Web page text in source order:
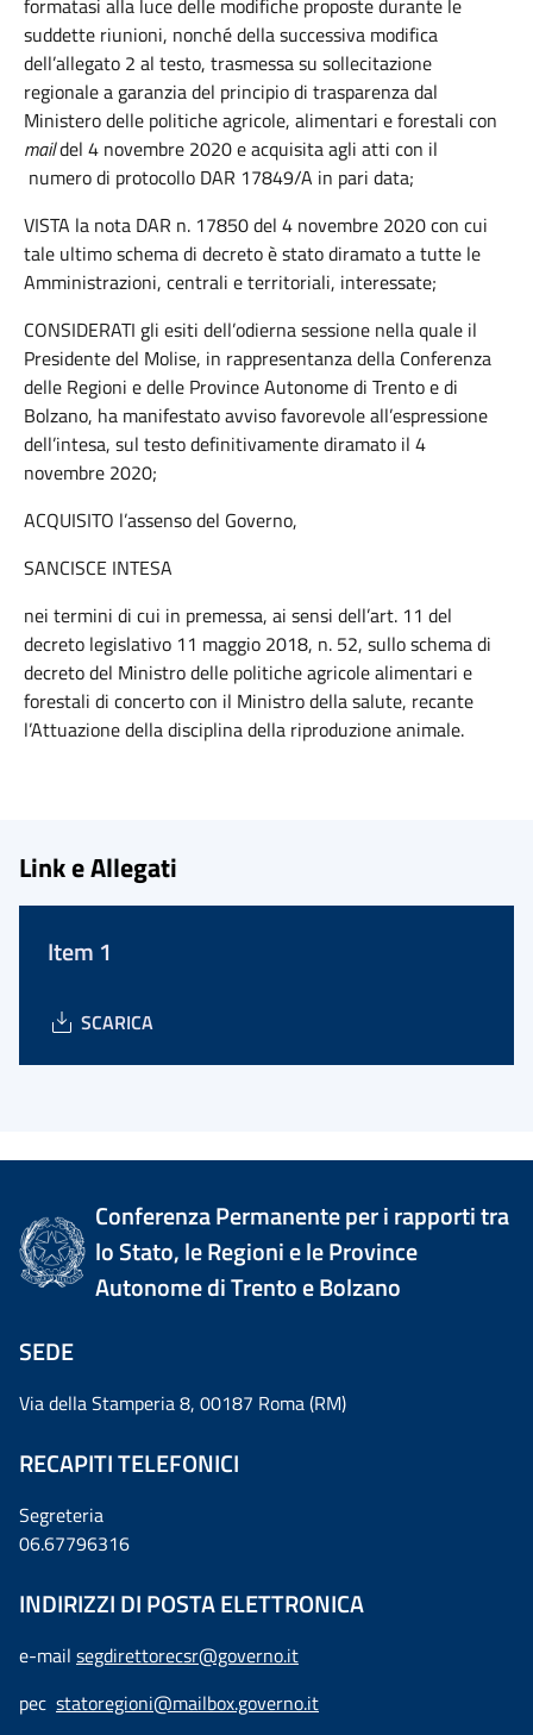
formatasi alla luce delle modifiche proposte durante le
suddette riunioni, nonché della successiva modifica
dell’allegato 2 al testo, trasmessa su sollecitazione
regionale a garanzia del principio di trasparenza dal
Ministero delle politiche agricole, alimentari e forestali con
maildel 4 novembre 2020 e acquisita agli atti con il
numero di protocollo DAR 17849/A in pari data;
VISTA la nota DAR n. 17850 del 4 novembre 2020 con cui
tale ultimo schema di decreto è stato diramato a tutte le
Amministrazioni, centrali e territoriali, interessate;
CONSIDERATI gli esiti dell’odierna sessione nella quale il
Presidente del Molise, in rappresentanza della Conferenza
delle Regioni e delle Province Autonome di Trento e di
Bolzano, ha manifestato avviso favorevole all’espressione
dell’intesa, sul testo definitivamente diramato il 4
novembre 2020;
ACQUISITO l’assenso del Governo,
SANCISCE INTESA
nei termini di cui in premessa, ai sensi dell’art. 11 del
decreto legislativo 11 maggio 2018, n. 52, sullo schema di
decreto del Ministro delle politiche agricole alimentari e
forestali di concerto con il Ministro della salute, recante
l’Attuazione della disciplina della riproduzione animale.
Link e Allegati
Item 1
SCARICA
Conferenza Permanente per i rapporti tra
lo Stato, le Regioni e le Province
Autonome di Trento e Bolzano
SEDE
Via della Stamperia 8, 00187 Roma (RM)
RECAPITI TELEFONICI
Segreteria
06.67796316
INDIRIZZI DI POSTA ELETTRONICA
e-mail segdirettorecsr@governo.it
pec statoregioni@mailbox.governo.it